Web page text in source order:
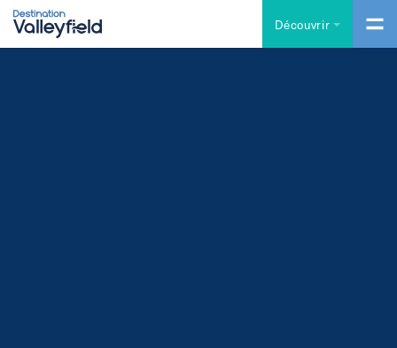
Accéder au contenu principal
Découvrir